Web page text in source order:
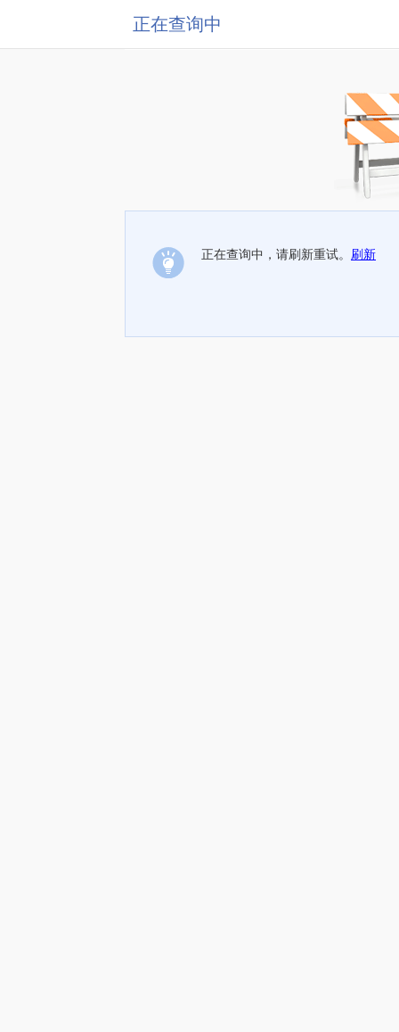
正在查询中
正在查询中，请刷新重试。 刷新